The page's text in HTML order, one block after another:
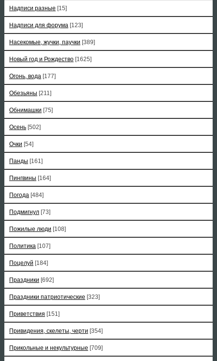
Надписи разные [15]
Надписи для форума [123]
Насекомые, жучки, паучки [389]
Новый год и Рождество [1625]
Огонь, вода [177]
Обезьяны [211]
Обнимашки [75]
Осень [502]
Очки [54]
Панды [161]
Пингвины [164]
Погода [484]
Подмигнул [73]
Пожилые люди [108]
Политика [107]
Поцелуй [184]
Праздники [692]
Праздники патриотические [323]
Приветствия [151]
Привидения, скелеты, черти [354]
Прикольные и некультурные [709]